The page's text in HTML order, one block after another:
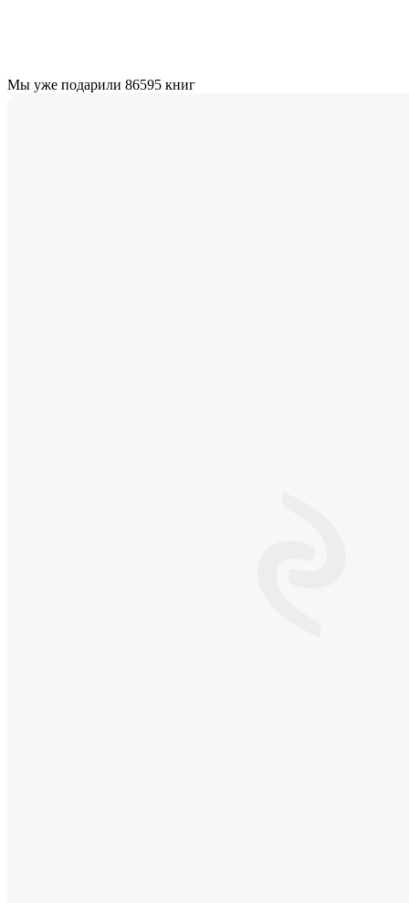
Мы уже подарили 86595 книг